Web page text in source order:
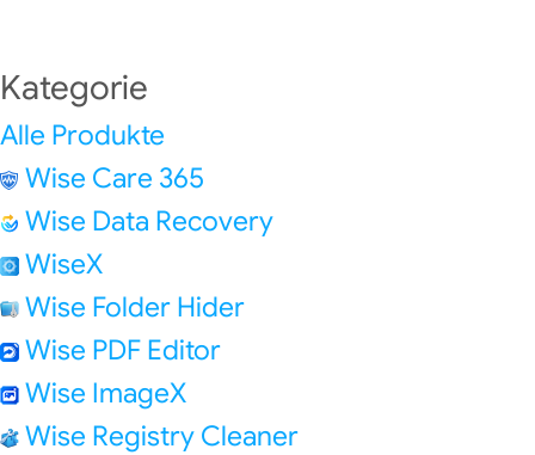
Kategorie
Alle Produkte
Wise Care 365
Wise Data Recovery
WiseX
Wise Folder Hider
Wise PDF Editor
Wise ImageX
Wise Registry Cleaner